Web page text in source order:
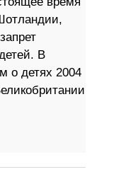
В
о детях 2004